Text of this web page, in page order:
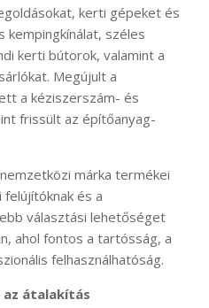
kerti gépeket és
kempingkínálat, széles
kerti bútorok, valamint a
Megújult a
a kéziszerszám- és
frissült az építőanyag-
márka termékei
felújítóknak és a
választási lehetőséget
ahol fontos a tartósság, a
felhasználhatóság.
az átalakítás